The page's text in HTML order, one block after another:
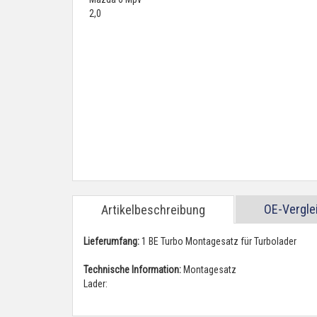
Artikelbeschreibung OE-
Lieferumfang:1 BE Turbo Montagesatz für Turbolader
Technische Information: Montagesatz
Lader: